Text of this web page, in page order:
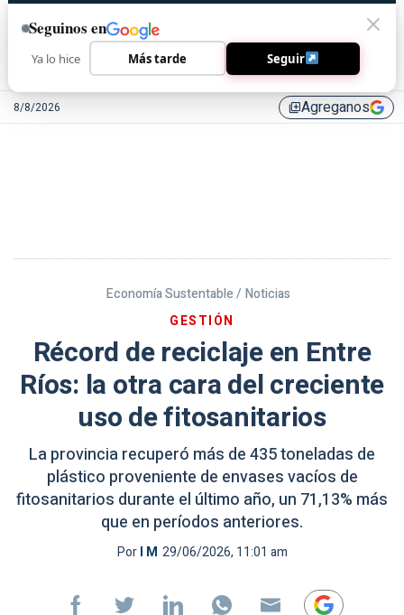
8/8/2026 library_addAgreganos
Economía Sustentable / Noticias
GESTIÓN
Récord de reciclaje en Entre
Ríos: la otra cara del creciente
uso de fitosanitarios
La provincia recuperó más de 435 toneladas de
plástico proveniente de envases vacíos de
fitosanitarios durante el último año, un 71,13% más
que en períodos anteriores.
PorI M 29/06/2026, 11:01 am
Seguinos en
Ya lo hice Más tarde Seguir